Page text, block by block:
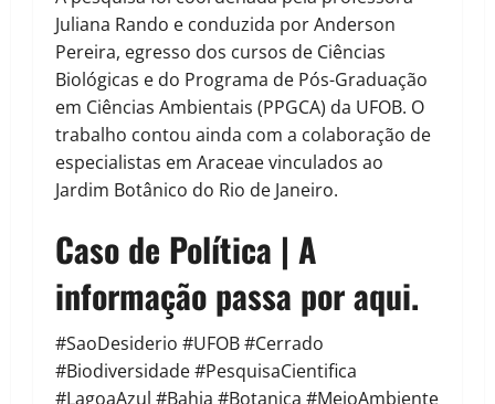
Juliana Rando e conduzida por Anderson
Pereira, egresso dos cursos de Ciências
Biológicas e do Programa de Pós-Graduação
em Ciências Ambientais (PPGCA) da UFOB. O
trabalho contou ainda com a colaboração de
especialistas em Araceae vinculados ao
Jardim Botânico do Rio de Janeiro.
Caso de Política | A
informação passa por aqui.
#SaoDesiderio #UFOB #Cerrado
#Biodiversidade #PesquisaCientifica
#LagoaAzul #Bahia #Botanica #MeioAmbiente